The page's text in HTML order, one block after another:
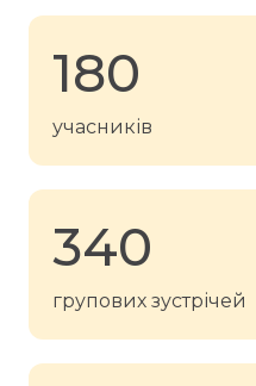
180
учасників
340
групових зустрічей